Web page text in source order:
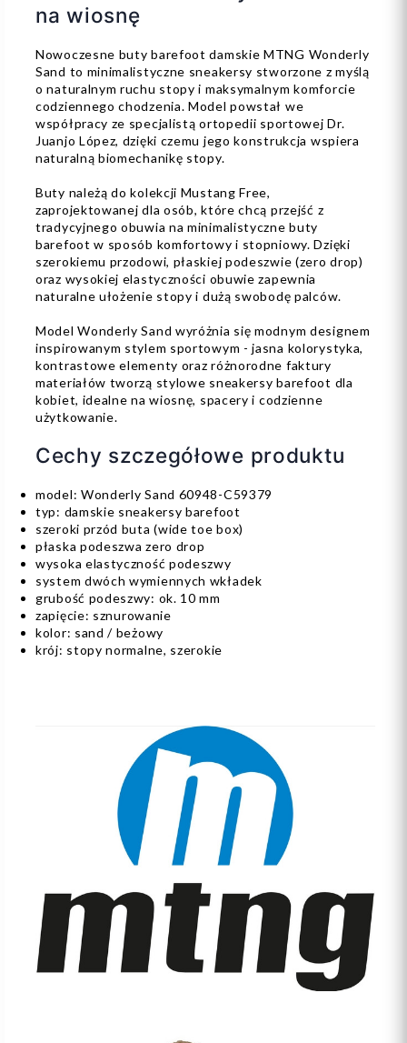
na wiosnę
Nowoczesne buty barefoot damskie MTNG Wonderly
Sand to minimalistyczne sneakersy stworzone z myślą
o naturalnym ruchu stopy i maksymalnym komforcie
codziennego chodzenia. Model powstał we
współpracy ze specjalistą ortopedii sportowej Dr.
Juanjo López, dzięki czemu jego konstrukcja wspiera
naturalną biomechanikę stopy.
Buty należą do kolekcji Mustang Free,
zaprojektowanej dla osób, które chcą przejść z
tradycyjnego obuwia na minimalistyczne buty
barefoot w sposób komfortowy i stopniowy. Dzięki
szerokiemu przodowi, płaskiej podeszwie (zero drop)
oraz wysokiej elastyczności obuwie zapewnia
naturalne ułożenie stopy i dużą swobodę palców.
Model Wonderly Sand wyróżnia się modnym designem
inspirowanym stylem sportowym - jasna kolorystyka,
kontrastowe elementy oraz różnorodne faktury
materiałów tworzą stylowe sneakersy barefoot dla
kobiet, idealne na wiosnę, spacery i codzienne
użytkowanie.
Cechy szczegółowe produktu
model: Wonderly Sand 60948-C59379
typ: damskie sneakersy barefoot
szeroki przód buta (wide toe box)
płaska podeszwa zero drop
wysoka elastyczność podeszwy
system dwóch wymiennych wkładek
grubość podeszwy: ok. 10 mm
zapięcie: sznurowanie
kolor: sand / beżowy
krój: stopy normalne, szerokie